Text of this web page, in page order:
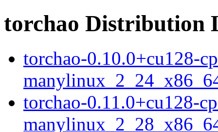
torchao Distribution
torchao-0.10.0+cu128-
torchao-0.11.0+cu128-